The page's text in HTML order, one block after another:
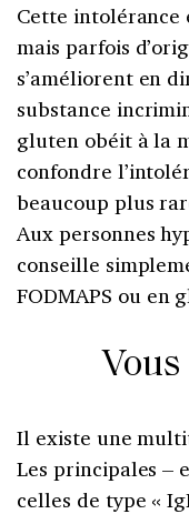
Cette intolérance
mais parfois
s’améliorent en
substance
gluten obéit à la
confondre
beaucoup plus
Aux personnes
conseille
FODMAPS ou en
Il existe une
Les principales –
celles de type «